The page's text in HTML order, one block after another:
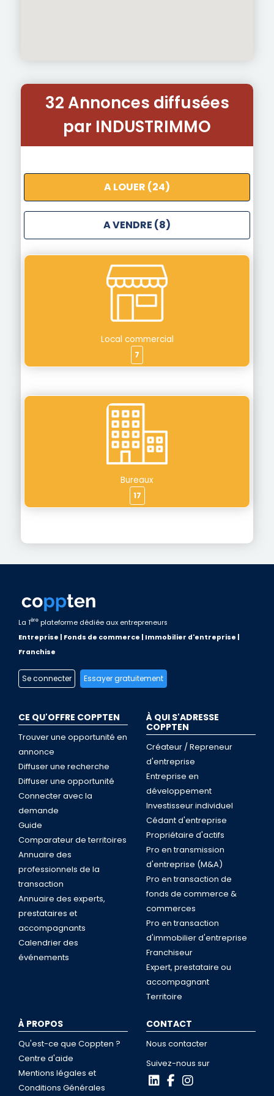
32 Annonces diffusées
par INDUSTRIMMO
A LOUER (24)
A VENDRE (8)
Local commercial
7
Bureaux
17
La 1ère plateforme dédiée aux entrepreneurs
Entreprise | Fonds de commerce | Immobilier d'entreprise |
Franchise
Se connecter Essayer gratuitement
CE QU'OFFRE COPPTEN
Trouver une opportunité en
annonce
Diffuser une recherche
Diffuser une opportunité
Connecter avec la
demande
Guide
Comparateur de territoires
Annuaire des
professionnels de la
transaction
Annuaire des experts,
prestataires et
accompagnants
Calendrier des
événements
À QUI S'ADRESSE
COPPTEN
Créateur / Repreneur
d'entreprise
Entreprise en
développement
Investisseur individuel
Cédant d'entreprise
Propriétaire d'actifs
Pro en transmission
d'entreprise (M&A)
Pro en transaction de
fonds de commerce &
commerces
Pro en transaction
d'immobilier d'entreprise
Franchiseur
Expert, prestataire ou
accompagnant
Territoire
À PROPOS
Qu'est-ce que Coppten ?
Centre d'aide
Mentions légales et
Conditions Générales
CONTACT
Nous contacter
Suivez-nous sur